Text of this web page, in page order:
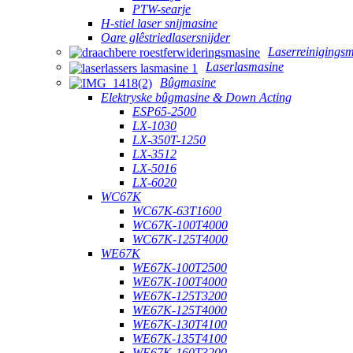
PTW-searje
H-stiel laser snijmasine
Oare glêstriedlasersnijder
Laserlasmasine
Bûgmasine
Elektryske bûgmasine & Down Acting
ESP65-2500
LX-1030
LX-350T-1250
LX-3512
LX-5016
LX-6020
WC67K
WC67K-63T1600
WC67K-100T4000
WC67K-125T4000
WE67K
WE67K-100T2500
WE67K-100T4000
WE67K-125T3200
WE67K-125T4000
WE67K-130T4100
WE67K-135T4100